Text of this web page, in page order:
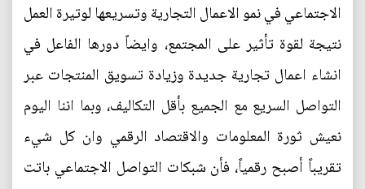
الاجتماعي في نمو الاعمال التجارية وتسريعها لوتيرة العمل
نتيجة لقوة تأثير على المجتمع، وايضاً دورها الفاعل في
انشاء اعمال تجارية جديدة وزيادة تسويق المنتجات عبر
التواصل السريع مع الجميع بأقل التكاليف، وبما اننا اليوم
نعيش ثورة المعلومات والاقتصاد الرقمي وان كل شيء
تقريباً أصبح رقمياً، فأن شبكات التواصل الاجتماعي باتت